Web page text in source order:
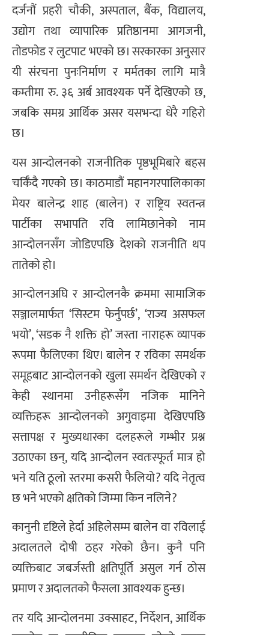
दर्जनौं प्रहरी चौकी, अस्पताल, बैंक, विद्यालय,
उद्योग तथा व्यापारिक प्रतिष्ठानमा आगजनी,
तोडफोड र लुटपाट भएको छ। सरकारका अनुसार
यी संरचना पुनःनिर्माण र मर्मतका लागि मात्रै
कम्तीमा रु. ३६ अर्ब आवश्यक पर्ने देखिएको छ,
जबकि समग्र आर्थिक असर यसभन्दा धेरै गहिरो
छ।
यस आन्दोलनको राजनीतिक पृष्ठभूमिबारे बहस
चर्किँदै गएको छ। काठमाडौं महानगरपालिकाका
मेयर बालेन्द्र शाह (बालेन) र राष्ट्रिय स्वतन्त्र
पार्टीका सभापति रवि लामिछानेको नाम
आन्दोलनसँग जोडिएपछि देशको राजनीति थप
तातेको हो।
आन्दोलनअघि र आन्दोलनकै क्रममा सामाजिक
सञ्जालमार्फत ‘सिस्टम फेर्नुपर्छ’, ‘राज्य असफल
भयो’, ‘सडक नै शक्ति हो’ जस्ता नाराहरू व्यापक
रूपमा फैलिएका थिए। बालेन र रविका समर्थक
समूहबाट आन्दोलनको खुला समर्थन देखिएको र
केही स्थानमा उनीहरूसँग नजिक मानिने
व्यक्तिहरू आन्दोलनको अगुवाइमा देखिएपछि
सत्तापक्ष र मुख्यधारका दलहरूले गम्भीर प्रश्न
उठाएका छन्, यदि आन्दोलन स्वतःस्फूर्त मात्र हो
भने यति ठूलो स्तरमा कसरी फैलियो? यदि नेतृत्व
छ भने भएको क्षतिको जिम्मा किन नलिने?
कानुनी दृष्टिले हेर्दा अहिलेसम्म बालेन वा रविलाई
अदालतले दोषी ठहर गरेको छैन। कुनै पनि
व्यक्तिबाट जबर्जस्ती क्षतिपूर्ति असुल गर्न ठोस
प्रमाण र अदालतको फैसला आवश्यक हुन्छ।
तर यदि आन्दोलनमा उक्साहट, निर्देशन, आर्थिक